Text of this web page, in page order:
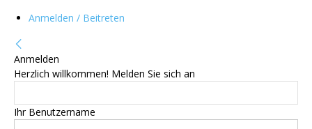
Anmelden / Beitreten
Anmelden
Herzlich willkommen! Melden Sie sich an
Ihr Benutzername